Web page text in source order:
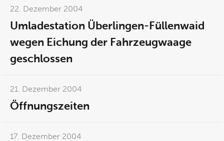
22. Dezember 2004
Umladestation Überlingen-Füllenwaid
wegen Eichung der Fahrzeugwaage
geschlossen
21. Dezember 2004
Öffnungszeiten
17. Dezember 2004